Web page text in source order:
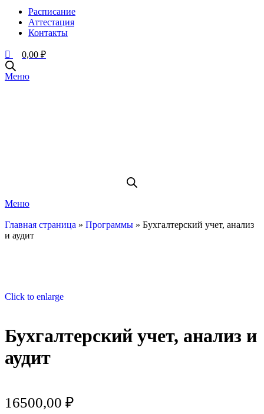
Расписание
Аттестация
Контакты
0,00 ₽
Меню
Меню
Главная страница » Программы » Бухгалтерский учет, анализ
и аудит
Click to enlarge
Бухгалтерский учет, анализ и
аудит
16500,00 ₽